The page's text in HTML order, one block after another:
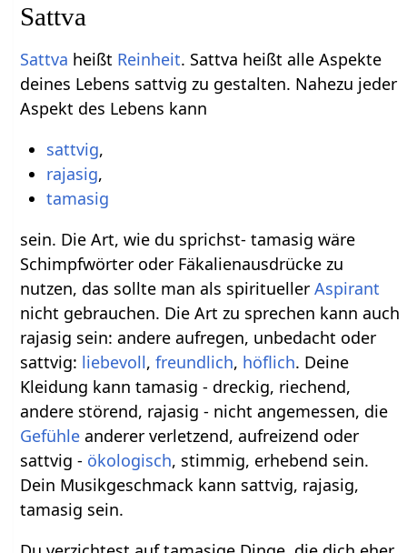
Sattva
Sattva heißt Reinheit. Sattva heißt alle Aspekte
deines Lebens sattvig zu gestalten. Nahezu jeder
Aspekt des Lebens kann
sattvig,
rajasig,
tamasig
sein. Die Art, wie du sprichst- tamasig wäre
Schimpfwörter oder Fäkalienausdrücke zu
nutzen, das sollte man als spirituellerAspirant
nicht gebrauchen. Die Art zu sprechen kann auch
rajasig sein: andere aufregen, unbedacht oder
sattvig: liebevoll,freundlich, höflich. Deine
Kleidung kann tamasig - dreckig, riechend,
andere störend, rajasig - nicht angemessen, die
Gefühle anderer verletzend, aufreizend oder
sattvig - ökologisch, stimmig, erhebend sein.
Dein Musikgeschmack kann sattvig, rajasig,
tamasig sein.